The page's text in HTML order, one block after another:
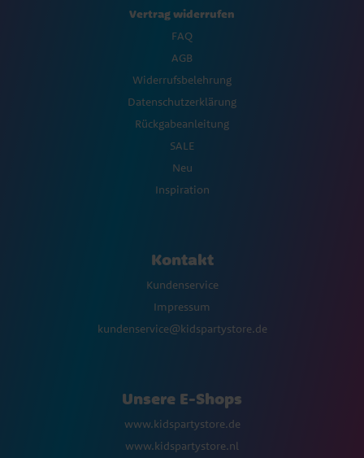
Vertrag widerrufen
FAQ
AGB
Widerrufsbelehrung
Datenschutzerklärung
Rückgabeanleitung
SALE
Neu
Inspiration
Kontakt
Kundenservice
Impressum
kundenservice@kidspartystore.de
Unsere E-Shops
www.kidspartystore.de
www.kidspartystore.nl